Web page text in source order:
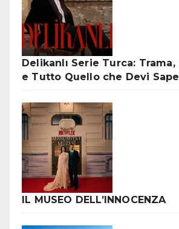
Delikanlı Serie Turca: Trama,
e Tutto Quello che Devi
IL MUSEO DELL’INNOCENZA